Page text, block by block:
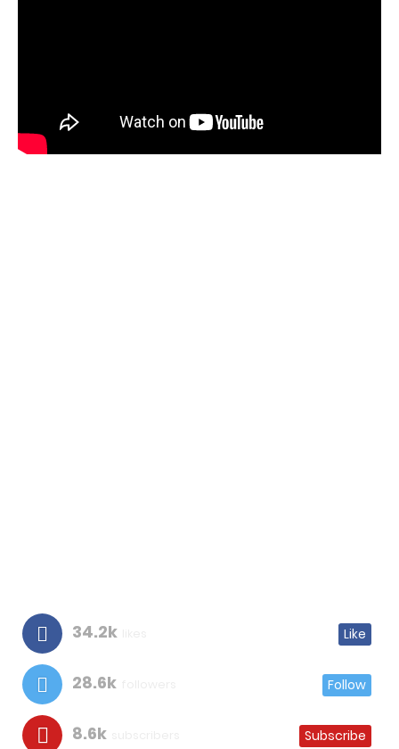
34.2k Like
28.6k Follow
8.6k Subscribe